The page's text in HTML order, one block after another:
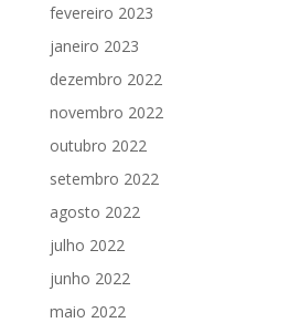
fevereiro 2023
janeiro 2023
dezembro 2022
novembro 2022
outubro 2022
setembro 2022
agosto 2022
julho 2022
junho 2022
maio 2022